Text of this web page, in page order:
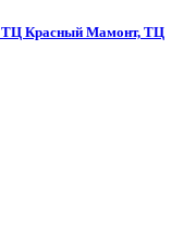
ТЦ Красный Мамонт, ТЦ